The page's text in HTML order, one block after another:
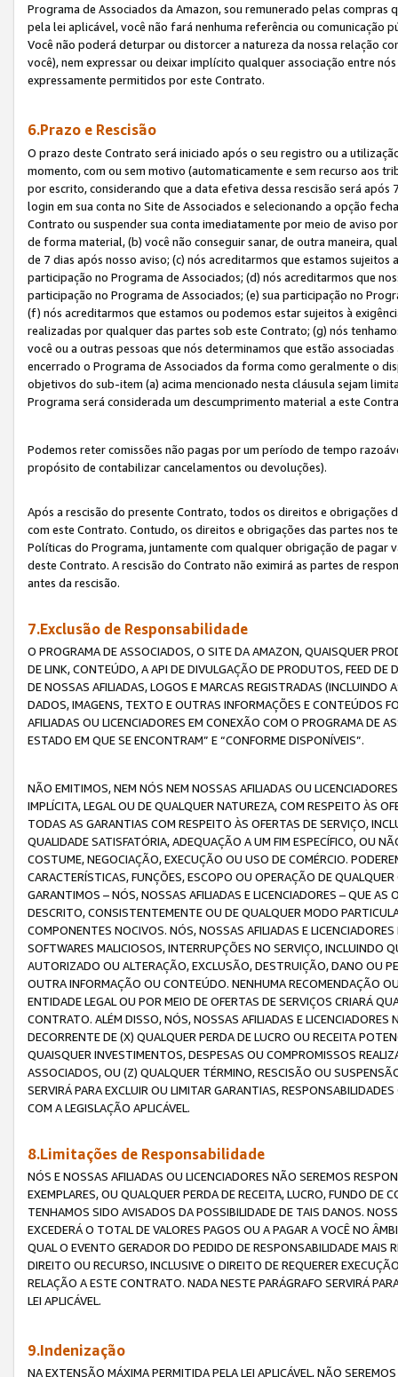
Programa de Associados da Amazon, sou remunerado pelas
pela lei aplicável, você não fará nenhuma referência ou comunicação
Você não poderá deturpar ou distorcer a natureza da nossa relação
você), nem expressar ou deixar implícito qualquer associação entre
expressamente permitidos por este Contrato.
6.Prazo e Rescisão
O prazo deste Contrato será iniciado após o seu registro ou a
momento, com ou sem motivo (automaticamente e sem recurso aos
por escrito, considerando que a data efetiva dessa rescisão será
login em sua conta no Site de Associados e selecionando a opção
Contrato ou suspender sua conta imediatamente por meio de aviso
de forma material, (b) você não conseguir sanar, de outra maneira,
de 7 dias após nosso aviso; (c) nós acreditarmos que estamos
participação no Programa de Associados; (d) nós acreditarmos que
participação no Programa de Associados; (e) sua participação no
(f) nós acreditarmos que estamos ou podemos estar sujeitos à
realizadas por qualquer das partes sob este Contrato; (g) nós
você ou a outras pessoas que nós determinamos que estão
encerrado o Programa de Associados da forma como geralmente o
objetivos do sub-item (a) acima mencionado nesta cláusula sejam
Programa será considerada um descumprimento material a este
Podemos reter comissões não pagas por um período de tempo
propósito de contabilizar cancelamentos ou devoluções).
Após a rescisão do presente Contrato, todos os direitos e obrigações
com este Contrato. Contudo, os direitos e obrigações das partes nos
Políticas do Programa, juntamente com qualquer obrigação de
deste Contrato. A rescisão do Contrato não eximirá as partes de
antes da rescisão.
7.Exclusão de Responsabilidade
O PROGRAMA DE ASSOCIADOS, O SITE DA AMAZON, QUAISQUER
DE LINK, CONTEÚDO, A API DE DIVULGAÇÃO DE PRODUTOS, FEED
DE NOSSAS AFILIADAS, LOGOS E MARCAS REGISTRADAS
DADOS, IMAGENS, TEXTO E OUTRAS INFORMAÇÕES E CONTEÚDOS
AFILIADAS OU LICENCIADORES EM CONEXÃO COM O PROGRAMA DE
ESTADO EM QUE SE ENCONTRAM” E “CONFORME DISPONÍVEIS”.
NÃO EMITIMOS, NEM NÓS NEM NOSSAS AFILIADAS OU
IMPLÍCITA, LEGAL OU DE QUALQUER NATUREZA, COM RESPEITO ÀS
TODAS AS GARANTIAS COM RESPEITO ÀS OFERTAS DE SERVIÇO,
QUALIDADE SATISFATÓRIA, ADEQUAÇÃO A UM FIM ESPECÍFICO, OU
COSTUME, NEGOCIAÇÃO, EXECUÇÃO OU USO DE COMÉRCIO.
CARACTERÍSTICAS, FUNÇÕES, ESCOPO OU OPERAÇÃO DE
GARANTIMOS – NÓS, NOSSAS AFILIADAS E LICENCIADORES – QUE
DESCRITO, CONSISTENTEMENTE OU DE QUALQUER MODO
COMPONENTES NOCIVOS. NÓS, NOSSAS AFILIADAS E
SOFTWARES MALICIOSOS, INTERRUPÇÕES NO SERVIÇO, INCLUINDO
AUTORIZADO OU ALTERAÇÃO, EXCLUSÃO, DESTRUIÇÃO, DANO OU
OUTRA INFORMAÇÃO OU CONTEÚDO. NENHUMA RECOMENDAÇÃO
ENTIDADE LEGAL OU POR MEIO DE OFERTAS DE SERVIÇOS CRIARÁ
CONTRATO. ALÉM DISSO, NÓS, NOSSAS AFILIADAS E
DECORRENTE DE (X) QUALQUER PERDA DE LUCRO OU RECEITA
QUAISQUER INVESTIMENTOS, DESPESAS OU COMPROMISSOS
ASSOCIADOS, OU (Z) QUALQUER TÉRMINO, RESCISÃO OU
SERVIRÁ PARA EXCLUIR OU LIMITAR GARANTIAS,
COM A LEGISLAÇÃO APLICÁVEL.
8.Limitações de Responsabilidade
NÓS E NOSSAS AFILIADAS OU LICENCIADORES NÃO SEREMOS
EXEMPLARES, OU QUALQUER PERDA DE RECEITA, LUCRO, FUNDO
TENHAMOS SIDO AVISADOS DA POSSIBILIDADE DE TAIS DANOS.
EXCEDERÁ O TOTAL DE VALORES PAGOS OU A PAGAR A VOCÊ NO
QUAL O EVENTO GERADOR DO PEDIDO DE RESPONSABILIDADE
DIREITO OU RECURSO, INCLUSIVE O DIREITO DE REQUERER
RELAÇÃO A ESTE CONTRATO. NADA NESTE PARÁGRAFO SERVIRÁ
LEI APLICÁVEL.
9.Indenização
NA EXTENSÃO MÁXIMA PERMITIDA PELA LEI APLICÁVEL, NÃO